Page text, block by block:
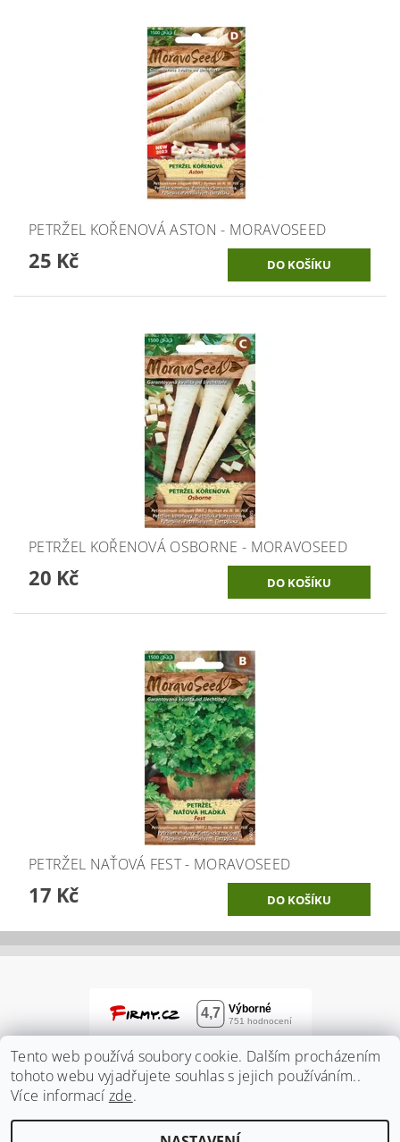
PETRŽEL KOŘENOVÁ ASTON - MORAVOSEED
25 Kč
PETRŽEL KOŘENOVÁ OSBORNE - MORAVOSEED
20 Kč
PETRŽEL NAŤOVÁ FEST - MORAVOSEED
17 Kč
Tento web používá soubory cookie. Dalším procházením
tohoto webu vyjadřujete souhlas s jejich používáním..
Více informací zde.